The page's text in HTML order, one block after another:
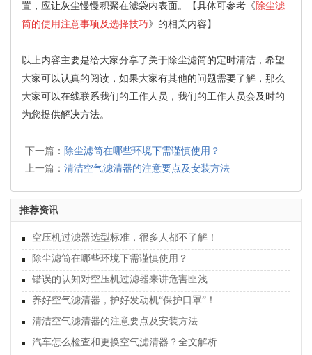
置，应让灰尘慢慢积聚在滤袋内表面。【具体可参考《 除尘滤
筒的使用注意事项及选择技巧》的相关内容】
以上内容主要是给大家分享了关于除尘滤筒的定时清洁，希望
大家可以认真的阅读，如果大家有其他的问题需要了解，那么
大家可以在线联系我们的工作人员，我们的工作人员会及时的
为您提供解决方法。
下一篇： 除尘滤筒在哪些环境下需谨慎使用？
上一篇： 清洁空气滤清器的注意要点及安装方法
推荐资讯
空压机过滤器选型标准，很多人都不了解！
除尘滤筒在哪些环境下需谨慎使用？
错误的认知对空压机过滤器来讲危害匪浅
养好空气滤清器，护好发动机“保护口罩”！
清洁空气滤清器的注意要点及安装方法
汽车怎么检查和更换空气滤清器？全文解析